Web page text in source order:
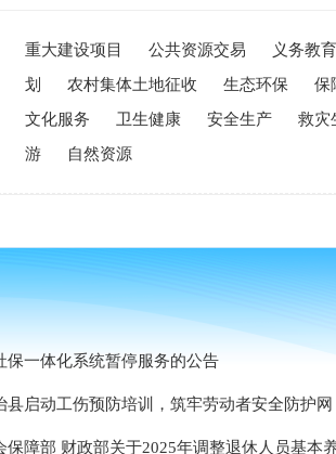
重大建设项目 公共资源交易
义务教育
划
农村集体土地征收 生态环保
保
文化服务
卫生健康 安全生产
救灾
游
自然资源
保一体化系统暂停服务的公告
县启动工伤预防培训，筑牢劳动者安全防护网
保障部 财政部关于2025年调整退休人员基本